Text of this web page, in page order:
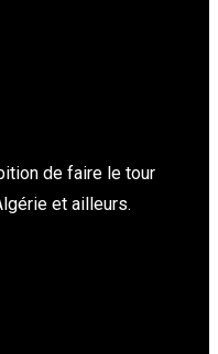
de faire le tour
et ailleurs.